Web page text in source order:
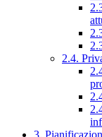
2.4.
3.